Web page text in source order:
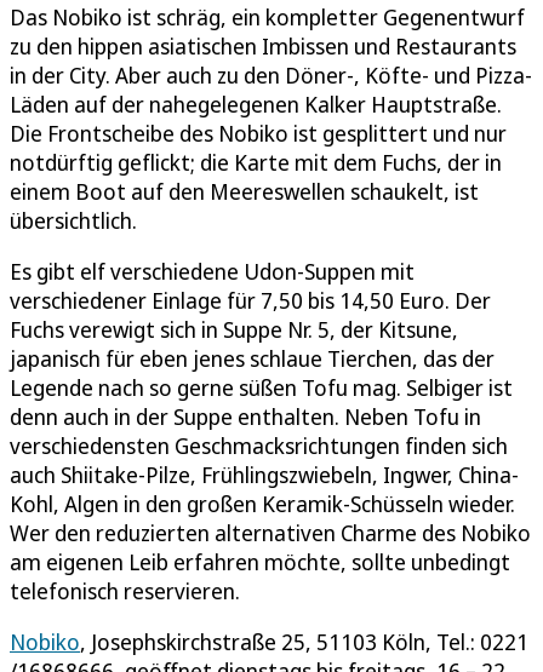
Das Nobiko ist schräg, ein kompletter Gegenentwurf
zu den hippen asiatischen Imbissen und Restaurants
in der City. Aber auch zu den Döner-, Köfte- und Pizza-
Läden auf der nahegelegenen Kalker Hauptstraße.
Die Frontscheibe des Nobiko ist gesplittert und nur
notdürftig geflickt; die Karte mit dem Fuchs, der in
einem Boot auf den Meereswellen schaukelt, ist
übersichtlich.
Es gibt elf verschiedene Udon-Suppen mit
verschiedener Einlage für 7,50 bis 14,50 Euro. Der
Fuchs verewigt sich in Suppe Nr. 5, der Kitsune,
japanisch für eben jenes schlaue Tierchen, das der
Legende nach so gerne süßen Tofu mag. Selbiger ist
denn auch in der Suppe enthalten. Neben Tofu in
verschiedensten Geschmacksrichtungen finden sich
auch Shiitake-Pilze, Frühlingszwiebeln, Ingwer, China-
Kohl, Algen in den großen Keramik-Schüsseln wieder.
Wer den reduzierten alternativen Charme des Nobiko
am eigenen Leib erfahren möchte, sollte unbedingt
telefonisch reservieren.
Nobiko, Josephskirchstraße 25, 51103 Köln, Tel.: 0221